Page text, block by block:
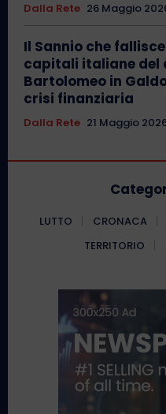
Dalla Rete 26 Maggio
Il Sannio che
capitali italiane del
Bartolomeo in
crisi finanziaria
Dalla Rete 21 Maggio
LUTTO CRONACA
TERRITORIO